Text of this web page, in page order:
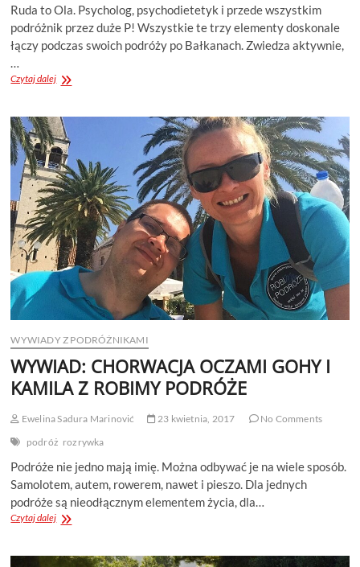
Ruda to Ola. Psycholog, psychodietetyk i przede wszystkim
podróżnik przez duże P! Wszystkie te trzy elementy doskonale
łączy podczas swoich podróży po Bałkanach. Zwiedza aktywnie,
…
Czytaj dalejWYWIAD:
RUDEJ
–
PASJA,
MIŁOŚĆ
I
UZALEŻNIENIE
WYWIADY Z PODRÓŻNIKAMI
WYWIAD: CHORWACJA OCZAMI GOHY I
KAMILA Z ROBIMY PODRÓŻE
Ewelina Sadura Marinović 23 kwietnia, 2017
No Comments
podróż rozrywka
Podróże nie jedno mają imię. Można odbywać je na wiele sposób.
Samolotem, autem, rowerem, nawet i pieszo. Dla jednych
podróże są nieodłącznym elementem życia, dla…
Czytaj dalejWYWIAD:
GOHY